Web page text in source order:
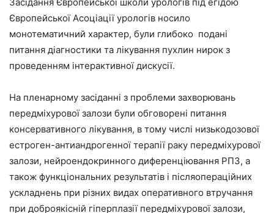
Європейської Асоціації урологів носило
монотематичний характер, були глибоко подані
питання діагностики та лікування пухлин нирок з
проведенням інтерактивної дискусії.
На пленарному засіданні з проблеми захворювань
передміхурової залози були обговорені питання
консервативного лікування, в тому числі низькодозової
естроген-антиандрогенної терапії раку передміхурової
залози, нейроендокринного диференціювання РПЗ, а
також функціональних результатів і післяопераційних
ускладнень при різних видах оперативного втручання
при доброякісній гіперплазії передміхурової залози,